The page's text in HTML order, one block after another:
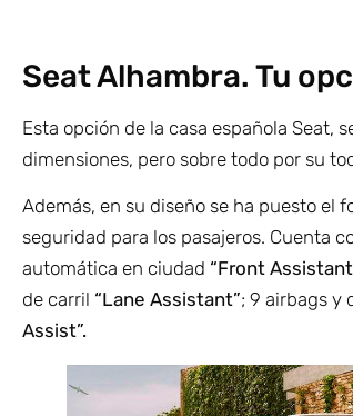
Seat Alhambra. Tu
Esta opción de la casa española Seat,
dimensiones, pero sobre todo por su
Además, en su diseño se ha puesto el
seguridad para los pasajeros. Cuenta
automática en ciudad “Front
de carril “Lane Assistant”; 9 airbags y
Assist”.